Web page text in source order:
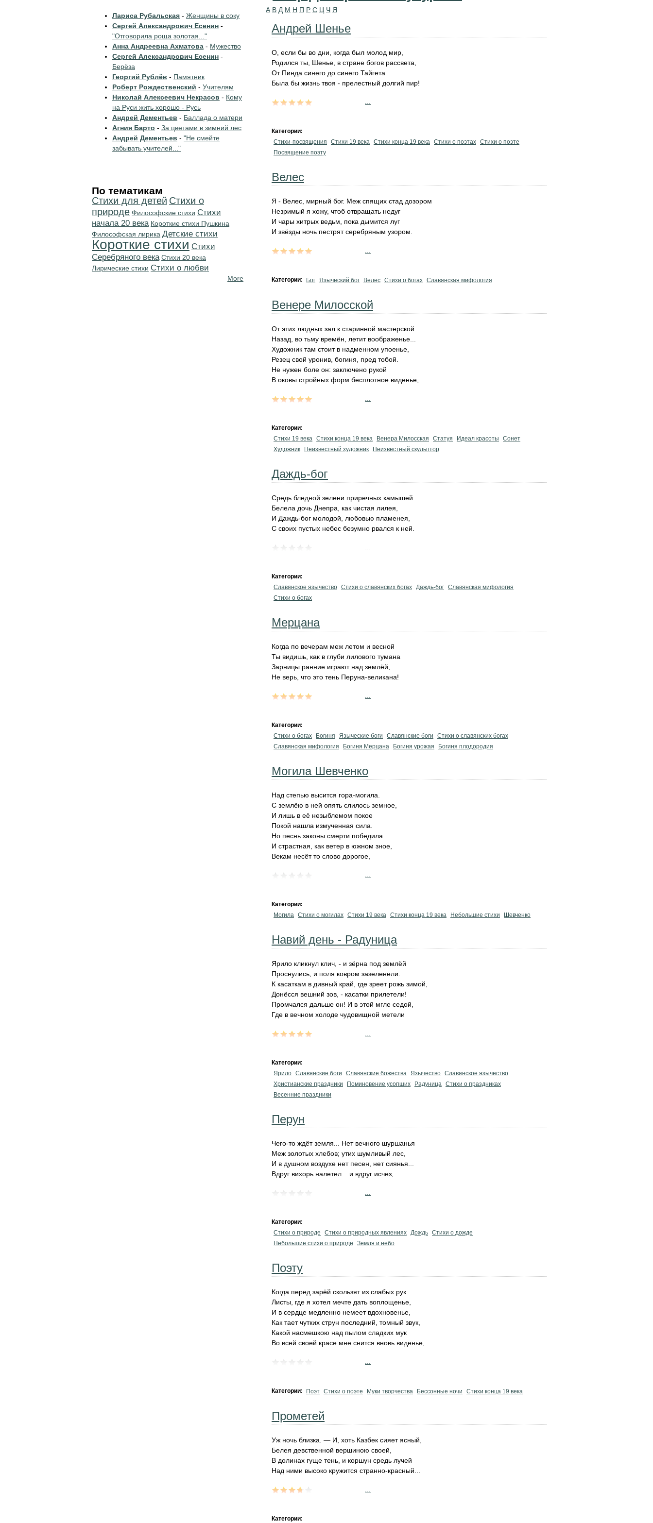
А В Д М Н П Р С Ц Ч Я
Андрей Шенье
О, если бы во дни, когда был молод мир,
Родился ты, Шенье, в стране богов рассвета,
От Пинда синего до синего Тайгета
Была бы жизнь твоя - прелестный долгий пир!
Категории:
Стихи-посвящения
Стихи 19 века Стихи конца 19 века Стихи о поэтах Стихи о поэте
Посвящение поэту
Велес
Я - Велес, мирный бог. Меж спящих стад дозором
Незримый я хожу, чтоб отвращать недуг
И чары хитрых ведьм, пока дымится луг
И звёзды ночь пестрят серебряным узором.
Категории: Бог Языческий бог Велес Стихи о богах Славянская мифология
Венере Милосской
От этих людных зал к старинной мастерской
Назад, во тьму времён, летит воображенье...
Художник там стоит в надменном упоенье,
Резец свой уронив, богиня, пред тобой.
Не нужен боле он: заключено рукой
В оковы стройных форм бесплотное виденье,
Категории:
Стихи 19 века Стихи конца 19 века Венера Милосская Статуя Идеал красоты
Сонет
Художник
Неизвестный художник Неизвестный скульптор
Даждь-бог
Средь бледной зелени приречных камышей
Белела дочь Днепра, как чистая лилея,
И Даждь-бог молодой, любовью пламенея,
С своих пустых небес безумно рвался к ней.
Категории:
Славянское язычество Стихи о славянских богах Даждь-бог Славянская мифология
Стихи о богах
Мерцана
Когда по вечерам меж летом и весной
Ты видишь, как в глуби лилового тумана
Зарницы ранние играют над землёй,
Не верь, что это тень Перуна-великана!
Категории:
Стихи о богах
Богиня Языческие боги Славянские боги
Стихи о славянских богах
Славянская мифология
Богиня Мерцана Богиня урожая Богиня плодородия
Могила Шевченко
Над степью высится гора-могила.
С землёю в ней опять слилось земное,
И лишь в её незыблемом покое
Покой нашла измученная сила.
Но песнь законы смерти победила
И страстная, как ветер в южном зное,
Векам несёт то слово дорогое,
Категории:
Могила Стихи о могилах Стихи 19 века Стихи конца 19 века Небольшие стихи Шевченко
Навий день - Радуница
Ярило кликнул клич, - и зёрна под землёй
Проснулись, и поля ковром зазеленели.
К касаткам в дивный край, где зреет рожь зимой,
Донёсся вешний зов, - касатки прилетели!
Промчался дальше он! И в этой мгле седой,
Где в вечном холоде чудовищной метели
Категории:
Ярило Славянские боги Славянские божества Язычество Славянское язычество
Христианские праздники
Поминовение усопших Радуница Стихи о праздниках
Весенние праздники
Перун
Чего-то ждёт земля... Нет вечного шуршанья
Меж золотых хлебов; утих шумливый лес,
И в душном воздухе нет песен, нет сиянья...
Вдруг вихорь налетел... и вдруг исчез,
Категории:
Стихи о природе
Стихи о природных явлениях Дождь Стихи о дожде
Небольшие стихи о природе
Земля и небо
Поэту
Когда перед зарёй скользят из слабых рук
Листы, где я хотел мечте дать воплощенье,
И в сердце медленно немеет вдохновенье,
Как тает чутких струн последний, томный звук,
Какой насмешкою над пылом сладких мук
Во всей своей красе мне снится вновь виденье,
Категории: Поэт Стихи о поэте Муки творчества Бессонные ночи Стихи конца 19 века
Прометей
Уж ночь близка. — И, хоть Казбек сияет ясный,
Белея девственной вершиною своей,
В долинах гуще тень, и коршун средь лучей
Над ними высоко кружится странно-красный...
Категории:
Лариса Рубальская - Женщины в соку
Сергей Александрович Есенин -
"Отговорила роща золотая..."
Анна Андреевна Ахматова - Мужество
Сергей Александрович Есенин -
Берёза
Георгий Рублёв - Памятник
Роберт Рождественский - Учителям
Николай Алексеевич Некрасов - Кому
на Руси жить хорошо - Русь
Андрей Дементьев - Баллада о матери
Агния Барто - За цветами в зимний лес
Андрей Дементьев - "Не смейте
забывать учителей..."
По тематикам
Стихи для детей Стихи о
природе Философские стихи Cтихи
начала 20 века Короткие стихи Пушкина
Философская лирика Детские стихи
Короткие стихи Cтихи
Серебряного века Стихи 20 века
Лирические стихи Стихи о любви
More